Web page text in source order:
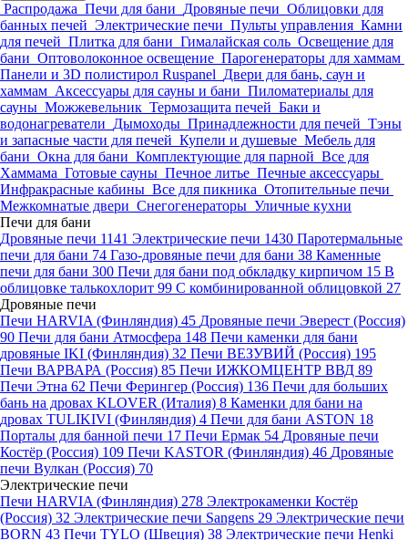
Распродажа Печи для бани Дровяные печи Облицовки для
банных печей Электрические печи Пульты управления Камни
для печей Плитка для бани Гималайская соль Освещение для
бани Оптоволоконное освещение Парогенераторы для хаммам
Панели и 3D полистирол Ruspanel Двери для бань, саун и
хаммам Аксессуары для сауны и бани Пиломатериалы для
сауны Можжевельник Термозащита печей Баки и
водонагреватели Дымоходы Принадлежности для печей Тэны
и запасные части для печей Купели и душевые Мебель для
бани Окна для бани Комплектующие для парной Все для
Хаммама Готовые сауны Печное литье Печные аксессуары
Инфракрасные кабины Все для пикника Отопительные печи
Межкомнатые двери Снегогенераторы Уличные кухни
Печи для бани
Дровяные печи 1141 Электрические печи 1430 Паротермальные
печи для бани 74 Газо-дровяные печи для бани 38 Каменные
печи для бани 300 Печи для бани под обкладку кирпичом 15 В
облицовке талькохлорит 99 С комбинированной облицовкой 27
Дровяные печи
Печи HARVIA (Финляндия) 45 Дровяные печи Эверест (Россия)
90 Печи для бани Атмосфера 148 Печи каменки для бани
дровяные IKI (Финляндия) 32 Печи ВЕЗУВИЙ (Россия) 195
Печи ВАРВАРА (Россия) 85 Печи ИЖКОМЦЕНТР ВВД 89
Печи Этна 62 Печи Ферингер (Россия) 136 Печи для больших
бань на дровах KLOVER (Италия) 8 Каменки для бани на
дровах TULIKIVI (Финляндия) 4 Печи для бани ASTON 18
Порталы для банной печи 17 Печи Ермак 54 Дровяные печи
Костёр (Россия) 109 Печи KASTOR (Финляндия) 46 Дровяные
печи Вулкан (Россия) 70
Электрические печи
Печи HARVIA (Финляндия) 278 Электрокаменки Костёр
(Россия) 32 Электрические печи Sangens 29 Электрические печи
BORN 43 Печи TYLO (Швеция) 38 Электрические печи Henki